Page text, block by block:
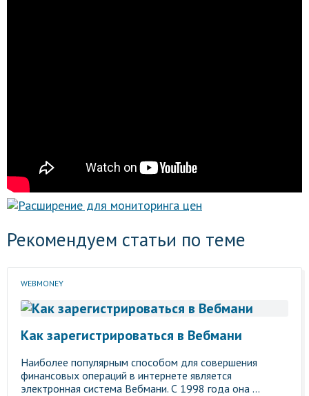
Рекомендуем статьи по теме
WEBMONEY
Как зарегистрироваться в Вебмани
Наиболее популярным способом для совершения
финансовых операций в интернете является
электронная система Вебмани. С 1998 года она ...